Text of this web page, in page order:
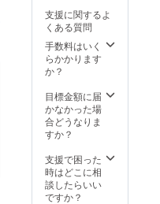
」の製
造はク
ラウド
ファン
ディン
後にな
りま
す。 ・
「noie
届けす
る保育
園や施
設はこ
支援に関するよ
くある質問
手数料はいく
らかかります
か？
目標金額に届
かなかった場
合どうなりま
すか？
支援で困った
時はどこに相
談したらいい
ですか？